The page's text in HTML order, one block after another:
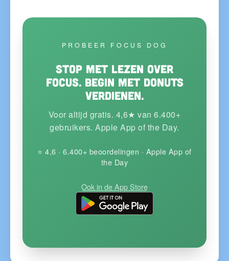
PROBEER FOCUS DOG
Stop met lezen over
focus. Begin met donuts
verdienen.
Voor altijd gratis. 4,6★ van 6.400+
gebruikers. Apple App of the Day.
⭐ 4,6 · 6.400+ beoordelingen · Apple App of
the Day
Ook in de App Store